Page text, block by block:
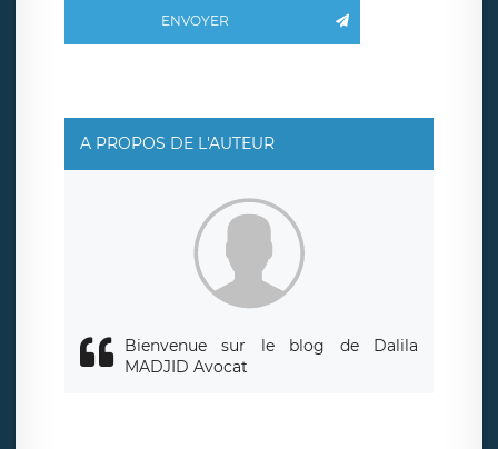
basé en France et offrant des
clauses de protection
limitation du traitement relatif à vos données à caractère
données. Vous pouvez exercer ces droits auprès du délégué
de traitement est la société LÉGAVOX, sis 9 rue Léopold
Sédar Senghor, joignable à l’adresse mail :
responsabledetraitement@legavox.fr. Vous avez également
le droit d’introduire une réclamation auprès d’une autorité
ENVOYER
A PROPOS DE L'AUTEUR
Bienvenue sur le blog de Dalila
MADJID Avocat